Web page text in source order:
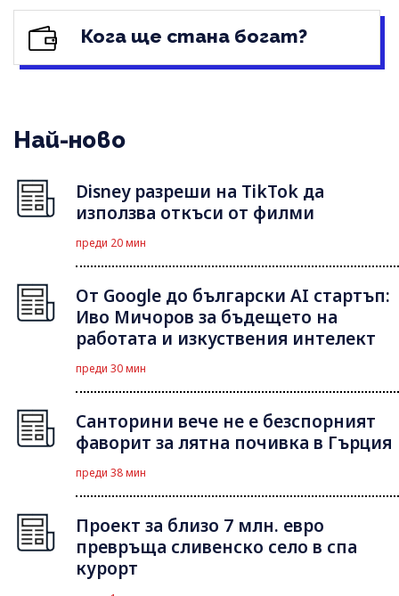
Кога ще стана богат?
Най-ново
Disney разреши на TikTok да
използва откъси от филми
преди 20 мин
От Google до български AI стартъп:
Иво Мичоров за бъдещето на
работата и изкуствения интелект
преди 30 мин
Санторини вече не е безспорният
фаворит за лятна почивка в Гърция
преди 38 мин
Проект за близо 7 млн. евро
превръща сливенско село в спа
курорт